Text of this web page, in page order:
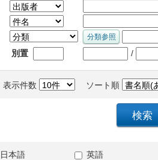
別置 /
表示件数 ソート順
日本語
英語